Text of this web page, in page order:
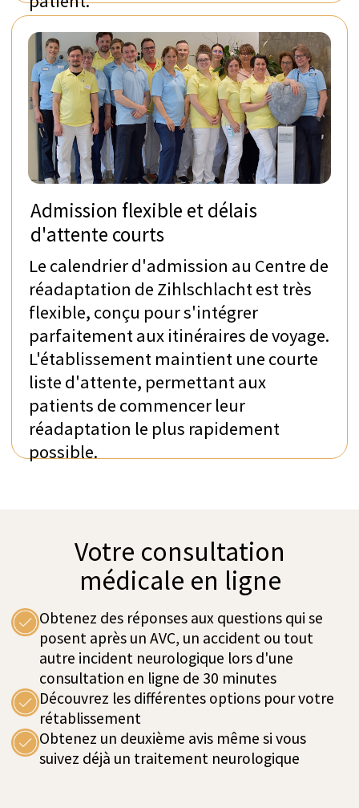
Massage
Thérapie assistée par
l'animal (chiens ou
chevaux)
Musicothérapie
Neurourologie
Conseil diététique
Hydrothérapie
Gestion de la douleur
Thérapies robotisées
Orthophonie
Qigong
Orthoptique et
neuro-
ophtalmologie
Ergothérapie
professionnelle
Thérapie sportive
TPS – stimulation
Stimulation
magnétique
transcrânienne/rTMS
Physiothérapie
Centre de robotique
Le Centre de robotique de 100 m² de la clinique,
situé dans le service privé, offre une large gamme